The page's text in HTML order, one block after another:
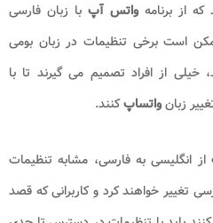
از برنامه واتس آپ با زبان فارسی
است برخی تنظیمات در زبان بومی
خیلی از افراد تصمیم می گیرند تا با
زبانواتساپکنند.
از انگلیسی به فارسی، مشابه تنظیمات
تغییر خواهند کرد و کاربرانی که قصد